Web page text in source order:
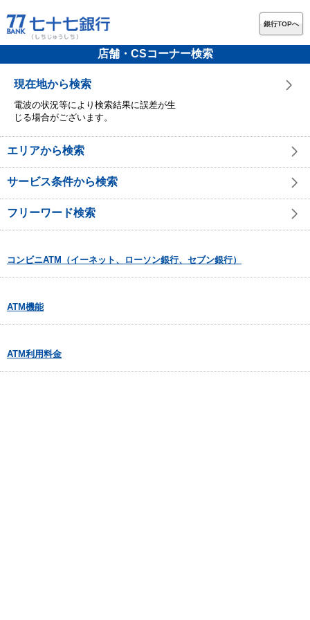
銀行TOPへ
店舗・CSコーナー検索
現在地から検索
電波の状況等により検索結果に誤差が生
じる場合がございます。
エリアから検索
サービス条件から検索
フリーワード検索
コンビニATM（イーネット、ローソン銀行、セブン銀行）
ATM機能
ATM利用料金